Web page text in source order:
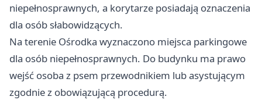
niepełnosprawnych, a korytarze posiadają oznaczenia
dla osób słabowidzących.
Na terenie Ośrodka wyznaczono miejsca parkingowe
dla osób niepełnosprawnych. Do budynku ma prawo
wejść osoba z psem przewodnikiem lub asystującym
zgodnie z obowiązującą procedurą.